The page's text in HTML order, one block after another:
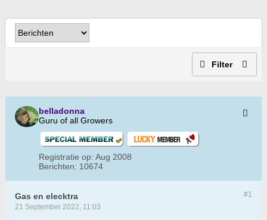
Filter
belladonna
Guru of all Growers
Registratie op: Aug 2008
Berichten: 10674
#1
Gas en elecktra
21 September 2022, 11:03